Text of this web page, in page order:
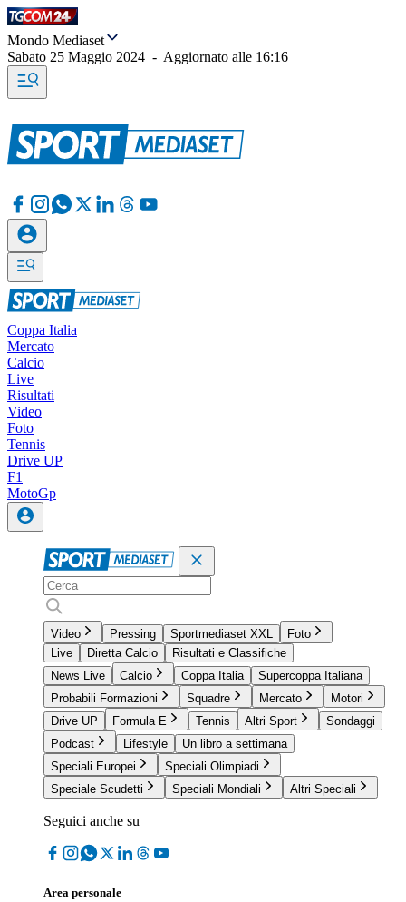
Mondo Mediaset
Sabato 25 Maggio 2024 - Aggiornato alle 16:16
Coppa Italia
Mercato
Calcio
Live
Risultati
Video
Foto
Tennis
Drive UP
F1
MotoGp
Video Pressing Sportmediaset XXL
Foto
Live
Diretta Calcio
Risultati e Classifiche
News Live
Calcio Coppa Italia
Supercoppa Italiana
Probabili Formazioni
Squadre Mercato
Motori
Drive UP
Formula E Tennis Altri Sport
Sondaggi
Podcast
Lifestyle
Un libro a settimana
Speciali Europei
Speciali Olimpiadi
Speciale Scudetti
Speciali Mondiali Altri Speciali
Seguici anche su
Area personale